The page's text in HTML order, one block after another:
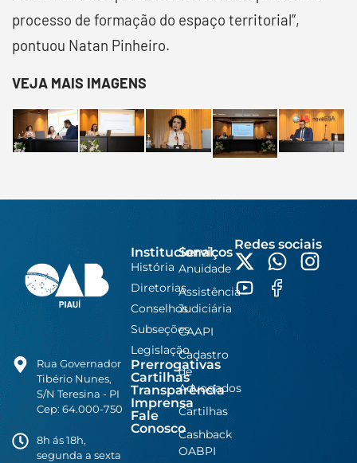
processo de formação do espaço territorial”,
pontuou Natan Pinheiro.
VEJA MAIS IMAGENS
Rua Governador
Tibério Nunes,
S/N Teresina - PI
Cep: 64.000-750
8h ás 18h,
segunda a sexta
Institucional
História
Diretorias
Conselhos
Subseções
Legislação
Prerrogativas
Cartilhas
Transparência
Imprensa
Fale
Conosco
Serviços
Anuidade
Assistência
Judiciária
CAAPI
Cadastro
de
Advogados
Cartilhas
Cashback
OABPI
Redes sociais